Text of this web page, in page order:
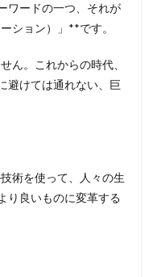
ワードの一つ、それが
ション）」**です。
ん。これからの時代、
避けては通れない、巨
術を使って、人々の生
り良いものに変革する